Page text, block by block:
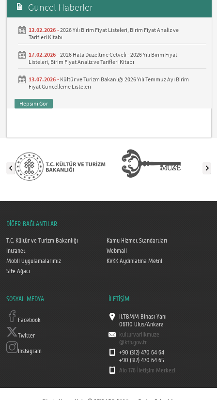
Güncel Haberler
13.02.2026 -2026 Yılı Birim Fiyat Listeleri, Birim Fiyat Analiz ve
Tarifleri Kitabı
17.02.2026 -2026 Hata Düzeltme Cetveli - 2026 Yılı Birim Fiyat
Listeleri, Birim Fiyat Analiz ve Tarifleri Kitabı
13.07.2026 - Kültür ve Turizm Bakanlığı 2026 Yılı Temmuz Ayı Birim
Fiyat Güncelleme Listeleri
Hepsini Gör
DİĞER BAĞLANTILAR
T.C. Kültür ve Turizm Bakanlığı
Kamu Hizmet Standartları
Intranet
Webmail
Mobil Uygulamalarımız
KVKK Aydınlatma Metni
Site Ağacı
SOSYAL MEDYA
Facebook
Twitter
Instagram
İLETİŞİM
II.TBMM Binası Yanı
06110 Ulus/Ankara
kulturvarlikmuze
@ktb.gov.tr
+90 (312) 470 64 64
+90 (312) 470 64 65
Alo 176 İletişim Merkezi